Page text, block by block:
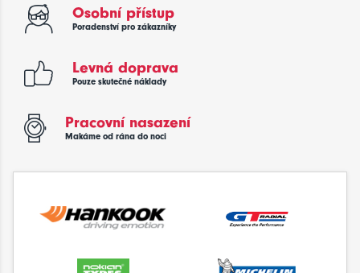
Osobní přístup
Poradenství pro zákazníky
Levná doprava
Pouze skutečné náklady
Pracovní nasazení
Makáme od rána do noci